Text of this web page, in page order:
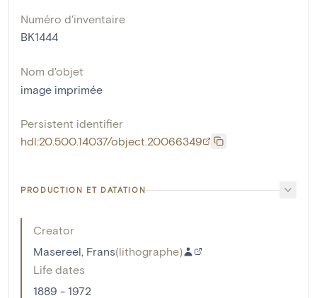
Numéro d'inventaire
BK1444
Nom d'objet
image imprimée
Persistent identifier
hdl:20.500.14037/object.20066349
PRODUCTION ET DATATION
Creator
Masereel, Frans(lithographe)
Life dates
1889 - 1972